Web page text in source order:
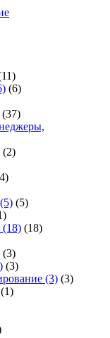
(6)
(37)
(2)
(5) (5)
(18) (18)
(3)
(3)
(3) (3)
(1)